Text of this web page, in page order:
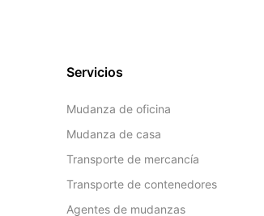
Servicios
Mudanza de oficina
Mudanza de casa
Transporte de mercancía
Transporte de contenedores
Agentes de mudanzas